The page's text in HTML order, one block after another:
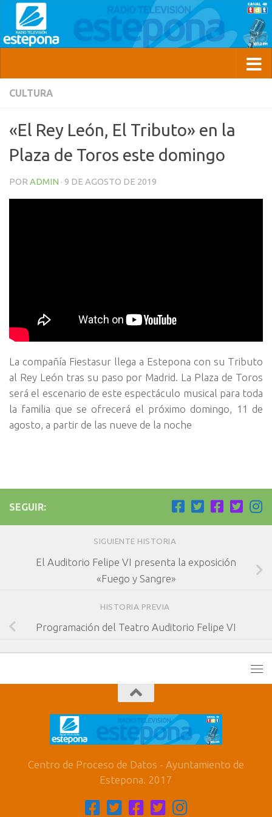
CULTURA
«El Rey León, El Tributo» en la
Plaza de Toros este domingo
POR ADMIN · 9 DE AGOSTO DE 2019
La compañía Fiestasur llega a Estepona con su Tributo
al Rey León tras su paso por Madrid. La Plaza de Toros
será el escenario de este espectáculo musical para toda
la familia que se ofrecerá el próximo domingo, 11 de
agosto, a partir de las nueve de la noche
SEGUIR:
SIGUIENTE HISTORIA
El Auditorio Felipe VI presenta la exposición
«Fuego y Sangre»
HISTORIA PREVIA
Programación del Teatro Auditorio Felipe VI
Centro de Proceso de Datos - Ayuntamiento de
Estepona. 2017